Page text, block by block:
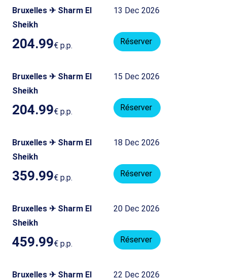
Bruxelles ✈ Sharm El
Sheikh
13 Dec 2026
204.99€ p.p. Réserver
Bruxelles ✈ Sharm El
Sheikh
15 Dec 2026
204.99€ p.p. Réserver
Bruxelles ✈ Sharm El
Sheikh
18 Dec 2026
359.99€ p.p. Réserver
Bruxelles ✈ Sharm El
Sheikh
20 Dec 2026
459.99€ p.p. Réserver
Bruxelles ✈ Sharm El
22 Dec 2026